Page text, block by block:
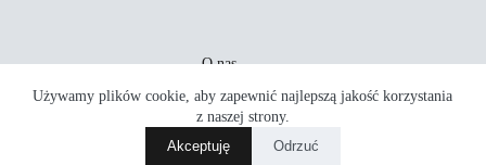
Używamy plików cookie, aby zapewnić najlepszą jakość korzystania
z naszej strony.
Akceptuję
Odrzuć
O nas
Kontakt
Serwis
Sklepy
Akademia Rowerowa